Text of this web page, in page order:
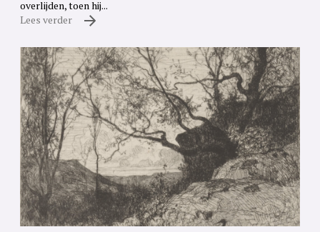
overlijden, toen hij...
Lees verder